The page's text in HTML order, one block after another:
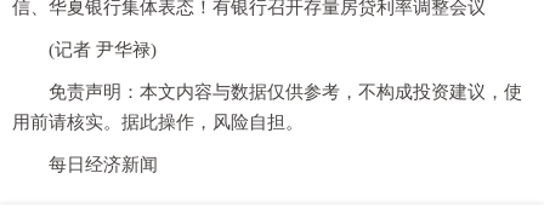
信、华夏银行集体表态！有银行召开存量房贷利率调整会议
(记者 尹华禄)
免责声明：本文内容与数据仅供参考，不构成投资建议，使
用前请核实。据此操作，风险自担。
每日经济新闻